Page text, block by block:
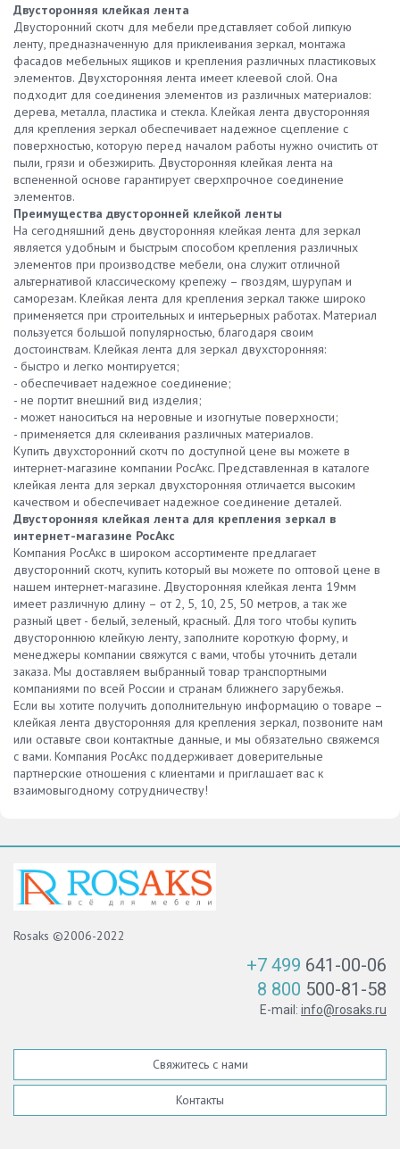
Двусторонняя клейкая лента
Двусторонний скотч для мебели представляет собой липкую
ленту, предназначенную для приклеивания зеркал, монтажа
фасадов мебельных ящиков и крепления различных пластиковых
элементов. Двухсторонняя лента имеет клеевой слой. Она
подходит для соединения элементов из различных материалов:
дерева, металла, пластика и стекла. Клейкая лента двусторонняя
для крепления зеркал обеспечивает надежное сцепление с
поверхностью, которую перед началом работы нужно очистить от
пыли, грязи и обезжирить. Двусторонняя клейкая лента на
вспененной основе гарантирует сверхпрочное соединение
элементов.
Преимущества двусторонней клейкой ленты
На сегодняшний день двусторонняя клейкая лента для зеркал
является удобным и быстрым способом крепления различных
элементов при производстве мебели, она служит отличной
альтернативой классическому крепежу – гвоздям, шурупам и
саморезам. Клейкая лента для крепления зеркал также широко
применяется при строительных и интерьерных работах. Материал
пользуется большой популярностью, благодаря своим
достоинствам. Клейкая лента для зеркал двухсторонняя:
- быстро и легко монтируется;
- обеспечивает надежное соединение;
- не портит внешний вид изделия;
- может наноситься на неровные и изогнутые поверхности;
- применяется для склеивания различных материалов.
Купить двухсторонний скотч по доступной цене вы можете в
интернет-магазине компании РосАкс. Представленная в каталоге
клейкая лента для зеркал двухсторонняя отличается высоким
качеством и обеспечивает надежное соединение деталей.
Двусторонняя клейкая лента для крепления зеркал в
интернет-магазине РосАкс
Компания РосАкс в широком ассортименте предлагает
двусторонний скотч, купить который вы можете по оптовой цене в
нашем интернет-магазине. Двусторонняя клейкая лента 19мм
имеет различную длину – от 2, 5, 10, 25, 50 метров, а так же
разный цвет - белый, зеленый, красный. Для того чтобы купить
двустороннюю клейкую ленту, заполните короткую форму, и
менеджеры компании свяжутся с вами, чтобы уточнить детали
заказа. Мы доставляем выбранный товар транспортными
компаниями по всей России и странам ближнего зарубежья.
Если вы хотите получить дополнительную информацию о товаре –
клейкая лента двусторонняя для крепления зеркал, позвоните нам
или оставьте свои контактные данные, и мы обязательно свяжемся
с вами. Компания РосАкс поддерживает доверительные
партнерские отношения с клиентами и приглашает вас к
взаимовыгодному сотрудничеству!
Rosaks ©2006-2022
+7 499 641-00-06
8 800 500-81-58
E-mail: info@rosaks.ru
Свяжитесь с нами
Контакты